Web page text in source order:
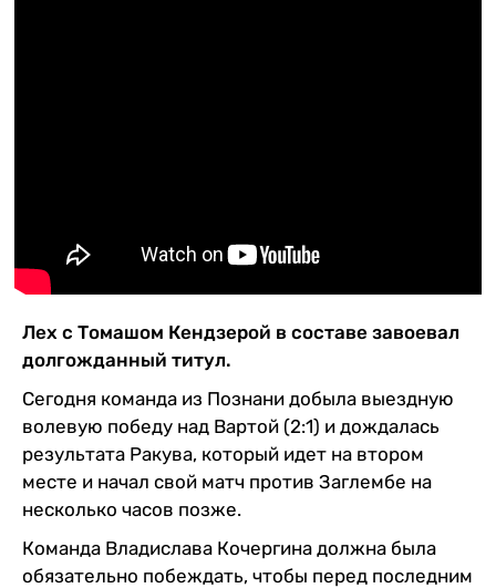
Лех с Томашом Кендзерой в составе завоевал
долгожданный титул.
Сегодня команда из Познани добыла выездную
волевую победу над Вартой (2:1) и дождалась
результата Ракува, который идет на втором
месте и начал свой матч против Заглембе на
несколько часов позже.
Команда Владислава Кочергина должна была
обязательно побеждать, чтобы перед последним